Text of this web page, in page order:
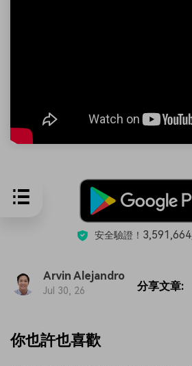
安全驗證！ 3,591,664
Arvin Alejandro
Jul 30, 26 分享文章:
你也許也喜歡